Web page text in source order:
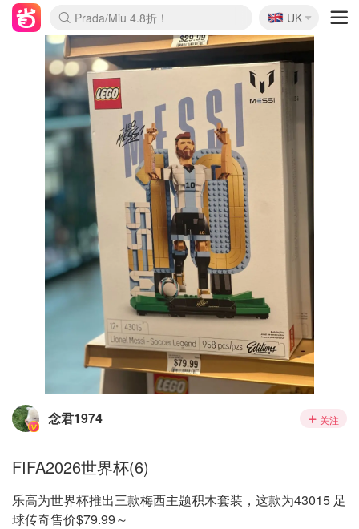
麦卢卡蜂蜜夏促！个位数！
Prada/Miu 4.8折！
啥？必胜客披萨5折！
🇬🇧
UK
念君1974 关注
FIFA2026世界杯(6)
乐高为世界杯推出三款梅西主题积木套装，这款为43015 足
球传奇售价$79.99～